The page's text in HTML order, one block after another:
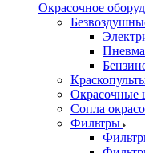
Окрасочное
Окрасочные
Сопла
Фильтры